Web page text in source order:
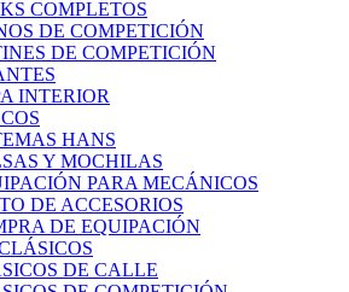
COMPLETOS
DE COMPETICIÓN
DE COMPETICIÓN
INTERIOR
HANS
Y MOCHILAS
PARA MECÁNICOS
DE ACCESORIOS
DE EQUIPACIÓN
DE CALLE